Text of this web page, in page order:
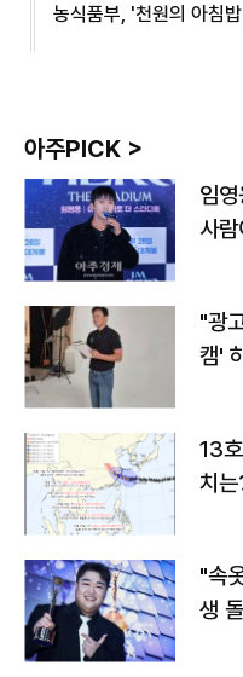
농식품부, '천원의 아침
아주PICK >
임
사
"광
캠'
13
치는
"속
생